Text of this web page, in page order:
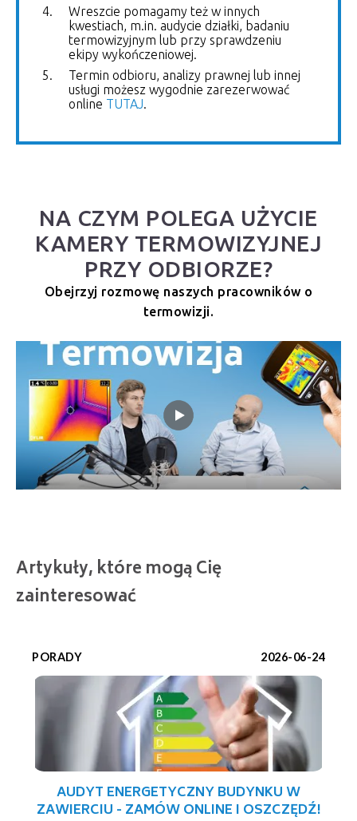
Wreszcie pomagamy też w innych
kwestiach, m.in. audycie działki, badaniu
termowizyjnym lub przy sprawdzeniu
ekipy wykończeniowej.
Termin odbioru, analizy prawnej lub innej
usługi możesz wygodnie zarezerwować
online TUTAJ.
NA CZYM POLEGA UŻYCIE
KAMERY TERMOWIZYJNEJ
PRZY ODBIORZE?
Obejrzyj rozmowę naszych pracowników o
termowizji.
Artykuły, które mogą Cię
zainteresować
PORADY 2026-06-24
AUDYT ENERGETYCZNY BUDYNKU W
ZAWIERCIU - ZAMÓW ONLINE I OSZCZĘDŹ!